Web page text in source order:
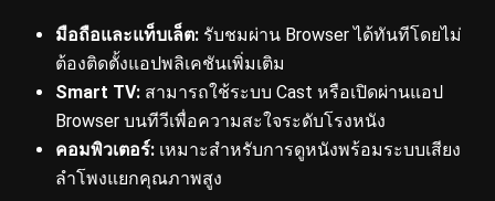
มือถือและแท็บเล็ต: รับชมผ่าน Browser ได้ทันทีโดยไม่
ต้องติดตั้งแอปพลิเคชันเพิ่มเติม
Smart TV: สามารถใช้ระบบ Cast หรือเปิดผ่านแอป
Browser บนทีวีเพื่อความสะใจระดับโรงหนัง
คอมพิวเตอร์: เหมาะสำหรับการดูหนังพร้อมระบบเสียง
ลำโพงแยกคุณภาพสูง